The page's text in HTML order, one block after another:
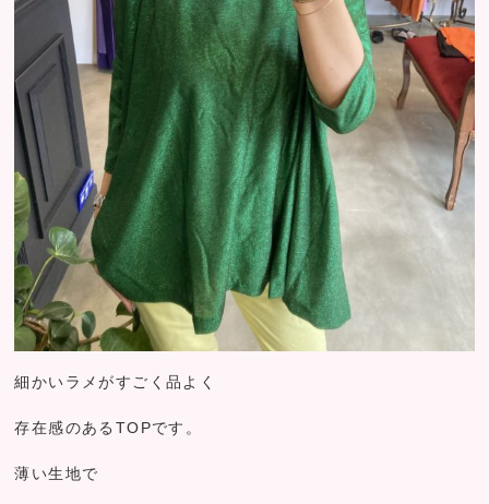
細かいラメがすごく品よく
存在感のあるTOPです。
薄い生地で